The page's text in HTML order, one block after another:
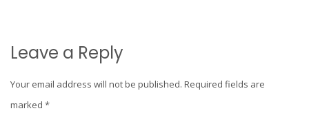
Leave a Reply
Your email address will not be published. Required fields are
marked *